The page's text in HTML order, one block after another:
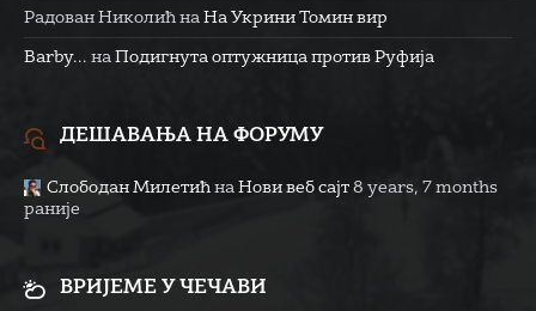
Радован Николић на На Укрини Томин вир
Barby... на Подигнута оптужница против Руфија
ДЕШАВАЊА НА ФОРУМУ
Слободан Милетић на Нови веб сајт 8 years, 7 months
раније
ВРИЈЕМЕ У ЧЕЧАВИ